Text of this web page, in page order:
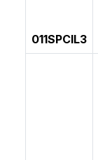
011SPCIL3